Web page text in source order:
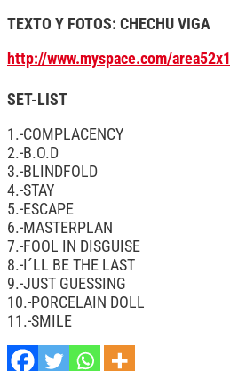
TEXTO Y FOTOS: CHECHU VIGA
http://www.myspace.com/area52x1
SET-LIST
1.-COMPLACENCY
2.-B.O.D
3.-BLINDFOLD
4.-STAY
5.-ESCAPE
6.-MASTERPLAN
7.-FOOL IN DISGUISE
8.-I´LL BE THE LAST
9.-JUST GUESSING
10.-PORCELAIN DOLL
11.-SMILE